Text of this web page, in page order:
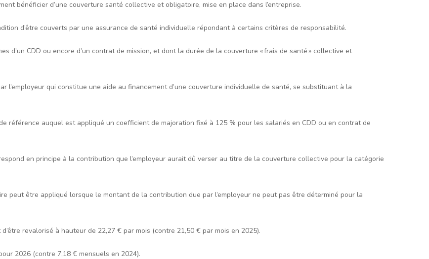
bénéficier d’une couverture santé collective et obligatoire, mise en place dans l’entreprise.
d’être couverts par une assurance de santé individuelle répondant à certains critères de responsabilité.
d’un CDD ou encore d’un contrat de mission, et dont la durée de la couverture « frais de santé » collective et
l’employeur qui constitue une aide au financement d’une couverture individuelle de santé, se substituant à la
référence auquel est appliqué un coefficient de majoration fixé à 125 % pour les salariés en CDD ou en contrat de
en principe à la contribution que l’employeur aurait dû verser au titre de la couverture collective pour la catégorie
peut être appliqué lorsque le montant de la contribution due par l’employeur ne peut pas être déterminé pour la
revalorisé à hauteur de 22,27 € par mois (contre 21,50 € par mois en 2025).
2026 (contre 7,18 € mensuels en 2024).